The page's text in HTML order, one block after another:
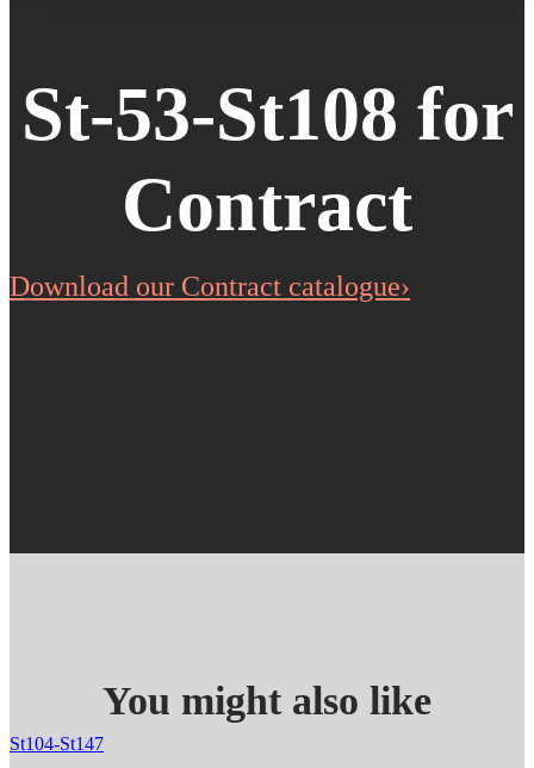
St-53-St108 for
Contract
Download our Contract catalogue›
You might also like
St104-St147